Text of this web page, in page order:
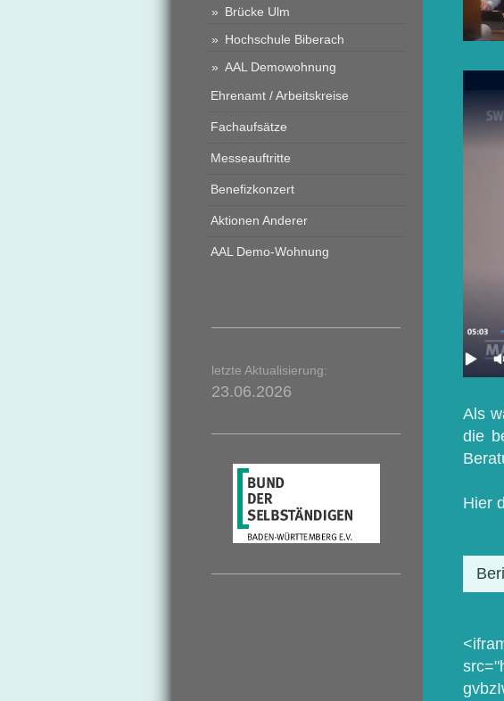
Als
die
Hier
Brücke Ulm
Hochschule Biberach
AAL Demowohnung
Ehrenamt / Arbeitskreise
Fachaufsätze
Messeauftritte
Benefizkonzert
Aktionen Anderer
AAL Demo-Wohnung
letzte Aktualisierung:
23.06.2026